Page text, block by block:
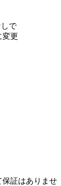
で
更
証はありませ